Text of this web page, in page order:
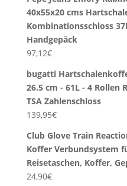
40x55x20 cms
Kombinationsschloss
Handgepäck
97,12€
bugatti
26.5 cm - 61L - 4 Rollen
TSA Zahlenschloss
139,95€
Club Glove Train
Koffer Verbundsystem
Reisetaschen, Koffer,
24,90€